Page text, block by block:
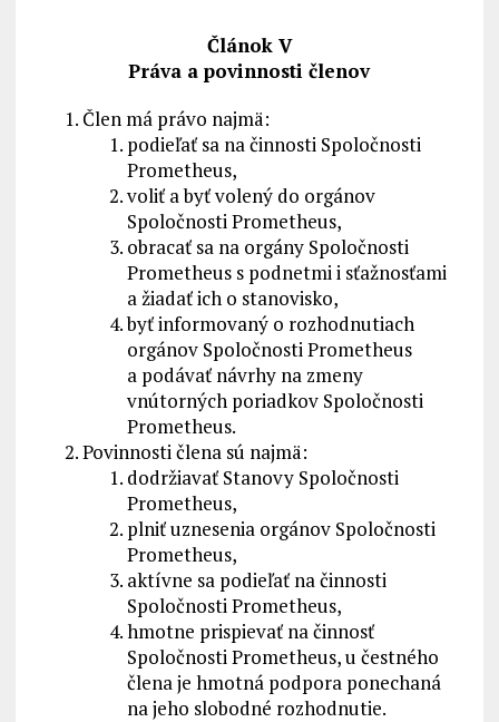
Článok V
Práva a povinnosti členov
Člen má právo najmä:
podieľať sa na činnosti Spoločnosti
Prometheus,
voliť a byť volený do orgánov
Spoločnosti Prometheus,
obracať sa na orgány Spoločnosti
Prometheus s podnetmi i sťažnosťami
a žiadať ich o stanovisko,
byť informovaný o rozhodnutiach
orgánov Spoločnosti Prometheus
a podávať návrhy na zmeny
vnútorných poriadkov Spoločnosti
Prometheus.
Povinnosti člena sú najmä:
dodržiavať Stanovy Spoločnosti
Prometheus,
plniť uznesenia orgánov Spoločnosti
Prometheus,
aktívne sa podieľať na činnosti
Spoločnosti Prometheus,
hmotne prispievať na činnosť
Spoločnosti Prometheus, u čestného
člena je hmotná podpora ponechaná
na jeho slobodné rozhodnutie.